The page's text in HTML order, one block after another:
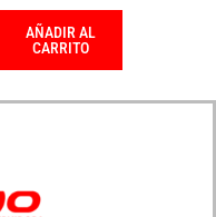
AÑADIR AL
CARRITO